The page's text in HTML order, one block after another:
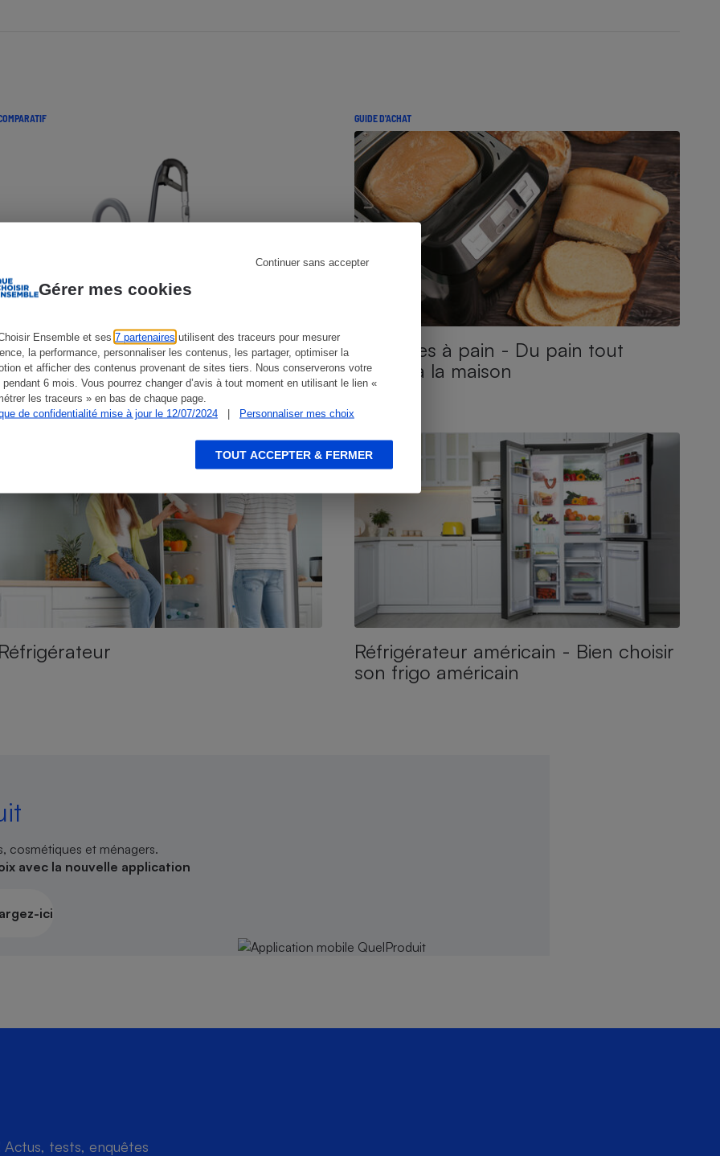
Gérer mes cookies
Ensemble et ses 7 partenaires utilisent des traceurs pour mesurer
la performance, personnaliser les contenus, les partager, optimiser la
et afficher des contenus provenant de sites tiers. Nous conserverons votre
pendant 6 mois. Vous pourrez changer d’avis à tout moment en utilisant le lien «
les traceurs » en bas de chaque page.
de confidentialité mise à jour le 12/07/2024
| Personnaliser mes choix
Continuer sans accepter
TOUT ACCEPTER & FERMER
traîneaux - Comparatif
Miele
GUIDE D'ACHAT
Machines à pain - Du pain tout
chaud à la maison
Réfrigérateur
Réfrigérateur américain - Bien choisir
son frigo américain
cosmétiques et ménagers.
avec la nouvelle application
ici
tests, enquêtes
Réfrigérateur